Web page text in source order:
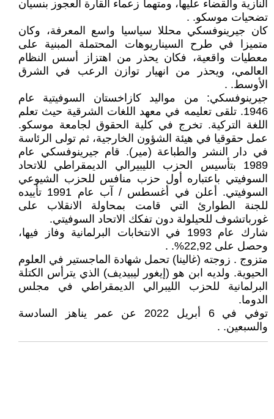
النازية والقضاء عليها، ومتهماً زعماء القارة العجوز بنسيان
تضحيات موسكو. .
كان جيرينوفسكي محللا سياسيا واسع المعرفة، وكان
متميزا في طرح السيناريوهات المحتملة المبنية على
معطيات واقعية، فكان يحذر من اهتزاز أسس النظام
العالمي، ويحذر من انهيار توازن الرعب في الشرق
الأوسط. .
جيرينوفسكي: من مواليد كازاخستان السوفيتية عام
1946. تلقى تعليمه في معهد اللغات الشرقية حيث تعلم
اللغة التركية. تخرج في كلية الحقوق لجامعة موسكو.
عمل حقوقيا في هيئة الشؤون الخارجية، ثم تولى الرئاسة
في دار النشر والطباعة (مير). قام جيرينوفسكي عام
1989 بتأسيس الحزب الليبيرالي الديمقراطي للاتحاد
السوفيتي باعتباره أول حزب منافس للحزب الشيوعي
السوفيتي. أعلن في أغسطس / آب عام 1991 تأييده
للجنة الطوارئ التي قامت بمحاولة الانقلاب على
غورباتشوف للحيلولة دون تفكك الاتحاد السوفيتي.
شارك عام 1993 في الانتخابات البرلمانية وفاز فيها،
وحصل على 22,92%. .
متزوج . زوجته (غالينا) تحمل شهادة الماجستير في العلوم
الحيوية. ولديه ابن هو (إيغور ليبيديف) الذي يترأس الكتلة
البرلمانية للحزب الليبرالي الديمقراطي في مجلس
الدوما.
توفي في 6 أبريل 2022 عن عمر يناهز السادسة
والسبعين. .